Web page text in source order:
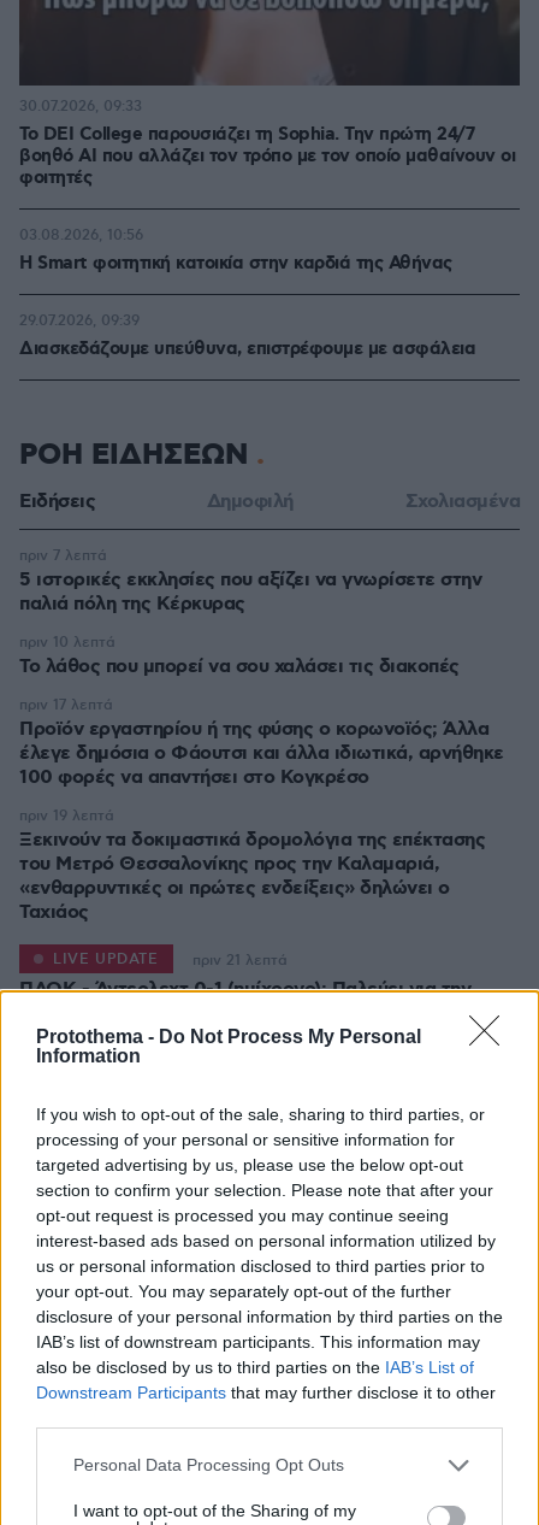
Protothema - Do Not Process My Personal
Information
If you wish to opt-out of the sale, sharing to third parties, or
processing of your personal or sensitive information for
targeted advertising by us, please use the below opt-out
section to confirm your selection. Please note that after your
opt-out request is processed you may continue seeing
interest-based ads based on personal information utilized by
us or personal information disclosed to third parties prior to
your opt-out. You may separately opt-out of the further
disclosure of your personal information by third parties on the
IAB’s list of downstream participants. This information may
also be disclosed by us to third parties on the IAB’s List of
Downstream Participants that may further disclose it to other
Please note that this website/app uses one or more Google
not limited to your visit or usage behaviour. You may click to
Personal Data Processing Opt Outs
I want to opt-out of the Sharing of my
Το DEI College παρουσιάζει τη Sophia. Την πρώτη 24/7
βοηθό AI που αλλάζει τον τρόπο με τον οποίο μαθαίνουν οι
φοιτητές
30.07.2026, 09:33
Η Smart φοιτητική κατοικία στην καρδιά της Αθήνας
03.08.2026, 10:56
Διασκεδάζουμε υπεύθυνα, επιστρέφουμε με ασφάλεια
29.07.2026, 09:39
ΡΟΗ ΕΙΔΗΣΕΩΝ
Ειδήσεις Δημοφιλή Σχολιασμένα
5 ιστορικές εκκλησίες που αξίζει να γνωρίσετε στην
παλιά πόλη της Κέρκυρας
πριν 7 λεπτά
Το λάθος που μπορεί να σου χαλάσει τις διακοπές
πριν 10 λεπτά
Προϊόν εργαστηρίου ή της φύσης ο κορωνοϊός; Άλλα
έλεγε δημόσια ο Φάουτσι και άλλα ιδιωτικά, αρνήθηκε
100 φορές να απαντήσει στο Κογκρέσο
πριν 17 λεπτά
Ξεκινούν τα δοκιμαστικά δρομολόγια της επέκτασης
του Μετρό Θεσσαλονίκης προς την Καλαμαριά,
«ενθαρρυντικές οι πρώτες ενδείξεις» δηλώνει ο
Ταχιάος
πριν 19 λεπτά
ΠΑΟΚ - Άντερλεχτ 0-1 (ημίχρονο): Παλεύει για την
ισοφάριση ο «Δικέφαλος», έχασε πέναλτι ο Μιχαηλίδης,
LIVE UPDATE πριν 21 λεπτά
νέο συμβόλαιο έως το 2032 ο Βραζιλιάνος
Σφουγγάτο: 8 τρόποι να το φτιάξουμε – Από το πιο
απλό μέχρι το πιο πλούσιο
πριν 27 λεπτά
Ποιες είναι οι ομοιότητες και οι διαφορές ανάμεσα στις
μέλισσες και τις σφήκες
πριν 27 λεπτά
Σαλάχ: Αποθεώθηκε από 25.000 φίλους της
Τραμπζονσπόρ στο «Papara Park», βίντεο και
πριν 33 λεπτά
Πώς έγινε η τραγωδία με την νεκρή μητέρα στα Μάλια:
παιδιά φώναζαν για βοήθεια